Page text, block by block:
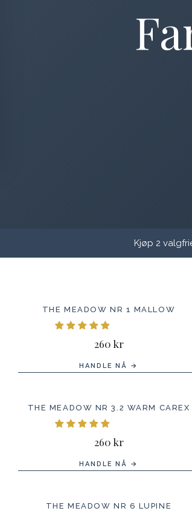
Kjøp 2
THE MEADOW NR 1 MALLOW
260 kr
HANDLE NÅ →
THE MEADOW NR 3.2 WARM CAREX
260 kr
HANDLE NÅ →
THE MEADOW NR 6 LUPINE